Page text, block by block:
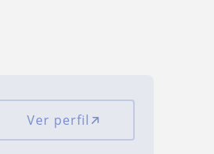
Ver perfil